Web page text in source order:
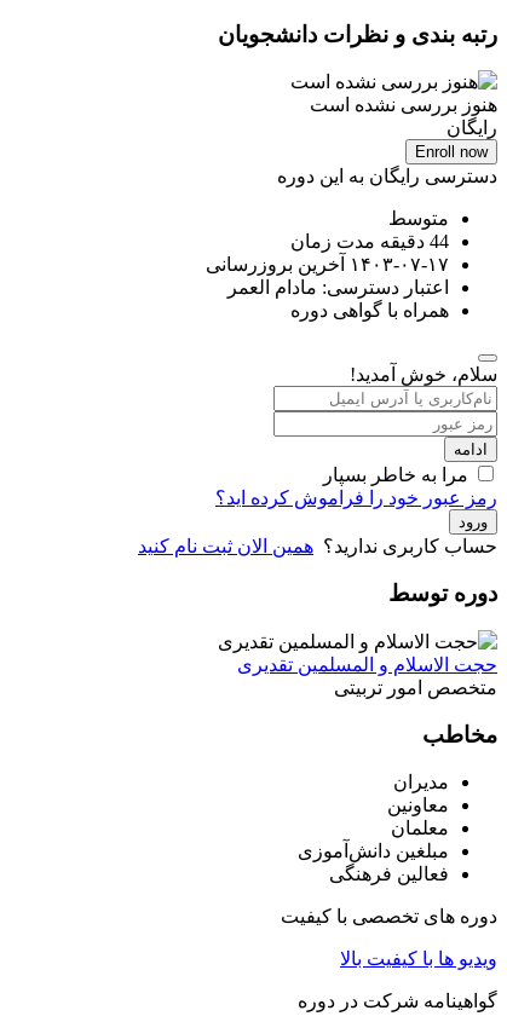
رتبه بندی و نظرات دانشجویان
هنوز بررسی نشده است
رایگان
Enroll now
دسترسی رایگان به این دوره
متوسط
44 دقیقه مدت زمان
۱۴۰۳-۰۷-۱۷ آخرین بروزرسانی
اعتبار دسترسی: مادام العمر
همراه با گواهی دوره
سلام، خوش آمدید!
ادامه
مرا به خاطر بسپار
رمز عبور خود را فراموش کرده اید؟
ورود
حساب کاربری ندارید؟ همین الان ثبت نام کنید
دوره توسط
حجت الاسلام و المسلمین تقدیری
متخصص امور تربیتی
مخاطب
مدیران
معاونین
معلمان
مبلغین دانش‌آموزی
فعالین فرهنگی
دوره های تخصصی با کیفیت
ویدیو ها با کیفیت بالا
گواهینامه شرکت در دوره